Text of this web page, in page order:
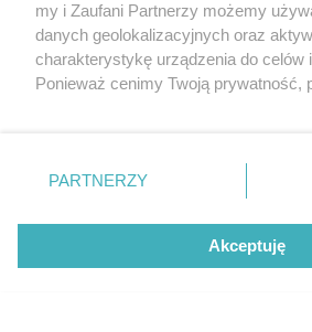
Nasze serwisy
Aktualności
Tcz24
Historia miasta
my i Zaufani Partnerzy możemy
danych geolokalizacyjnych oraz
charakterystykę urządzenia do celów
Ponieważ cenimy Twoją prywatność,
znajdujący się w lewym dolnym rogu
przetwarzaniu. Preferencje będą
PARTNERZY
Akceptuję